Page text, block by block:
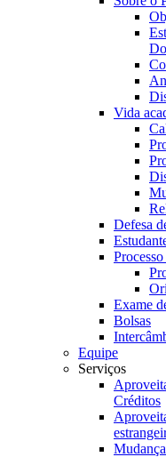
Vida
Defesa
Exame
Bolsas
Equipe
Serviços
Créditos